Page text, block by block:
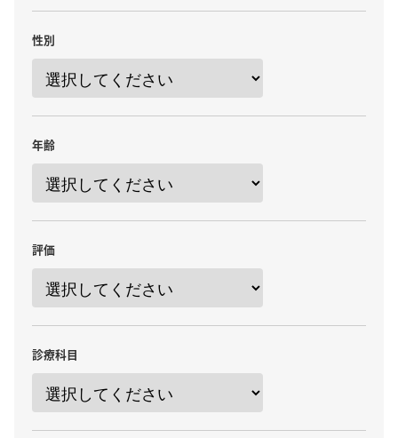
性別
年齢
評価
診療科目